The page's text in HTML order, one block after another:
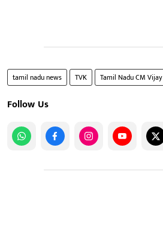
tamil nadu news TVK Tamil Nadu CM Vijay
Follow Us